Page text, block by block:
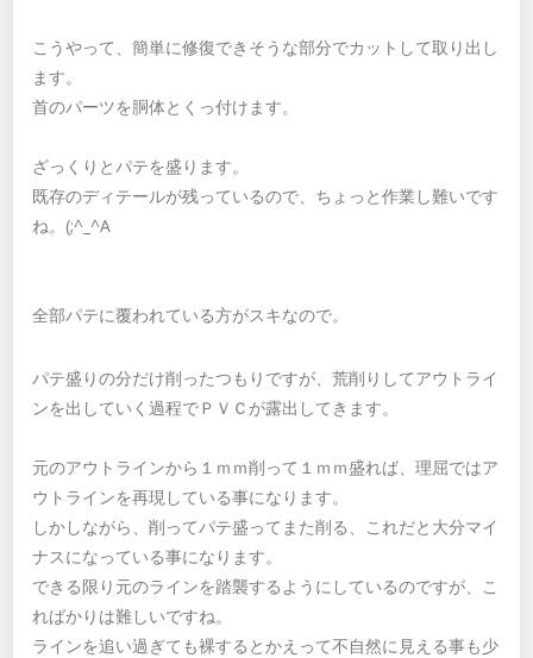
こうやって、簡単に修復できそうな部分でカットして取り出し
ます。
首のパーツを胴体とくっ付けます。
ざっくりとパテを盛ります。
既存のディテールが残っているので、ちょっと作業し難いです
ね。(;^_^A
全部パテに覆われている方がスキなので。
パテ盛りの分だけ削ったつもりですが、荒削りしてアウトライ
ンを出していく過程でＰＶＣが露出してきます。
元のアウトラインから１ｍｍ削って１ｍｍ盛れば、理屈ではア
ウトラインを再現している事になります。
しかしながら、削ってパテ盛ってまた削る、これだと大分マイ
ナスになっている事になります。
できる限り元のラインを踏襲するようにしているのですが、こ
ればかりは難しいですね。
ラインを追い過ぎても裸するとかえって不自然に見える事も少